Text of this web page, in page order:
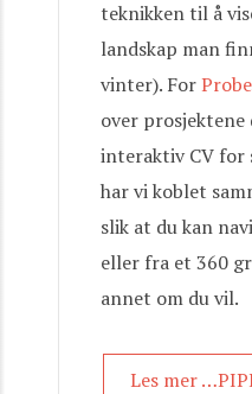
teknikken til å
landskap man
vinter). For
over prosjektene
interaktiv CV for
har vi koblet
slik at du kan
eller fra et 360
annet om du vil.
Les mer